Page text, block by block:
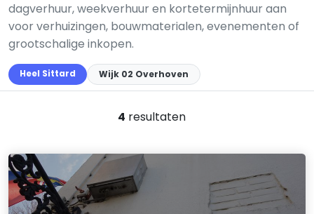
dagverhuur, weekverhuur en kortetermijnhuur aan
voor verhuizingen, bouwmaterialen, evenementen of
grootschalige inkopen.
Heel Sittard Wijk 02 Overhoven
4 resultaten